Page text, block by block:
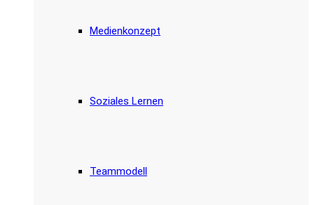
Medienkonzept
Soziales Lernen
Teammodell